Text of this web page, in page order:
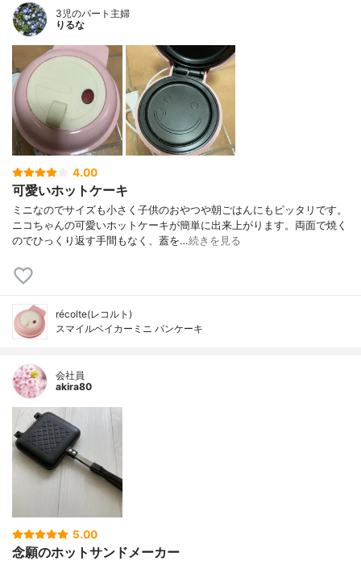
3児のパート主婦
りるな
4.00
可愛いホットケーキ
ミニなのでサイズも小さく子供のおやつや朝ごはんにもピッタリです。
ニコちゃんの可愛いホットケーキが簡単に出来上がります。両面で焼く
のでひっくり返す手間もなく、蓋を…続きを見る
récolte(レコルト)
スマイルベイカーミニ パンケーキ
会社員
akira80
5.00
念願のホットサンドメーカー